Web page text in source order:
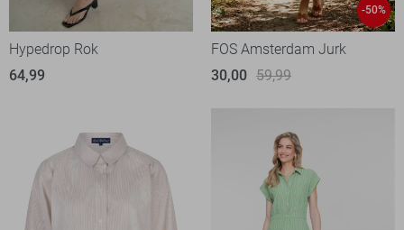
Hypedrop Rok
64,99
-50%
FOS Amsterdam Jurk
30,00 59,99